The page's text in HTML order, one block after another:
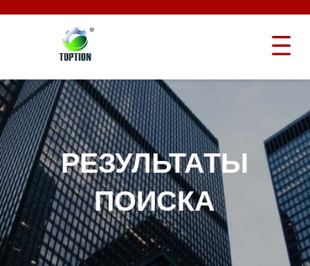
РЕЗУЛЬТАТЫ
ПОИСКА